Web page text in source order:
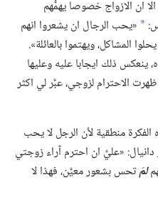
ان الازواج خصوصا يهمُّهم
a «يحب الرجال ان يشعروا انهم
المشاكل،‏ ويهتموا بالعائلة».‏
ذلك ايجابا عليه وعليها
الاحترام لزوجي،‏ عبَّر لي اكثر
الفكرة منطقية لأن الرجل لا يحب
دانيال:‏ «عليَّ ان احترم آراء زوجتي
لمَتحس بشعور معيَّن،‏ فهذا لا